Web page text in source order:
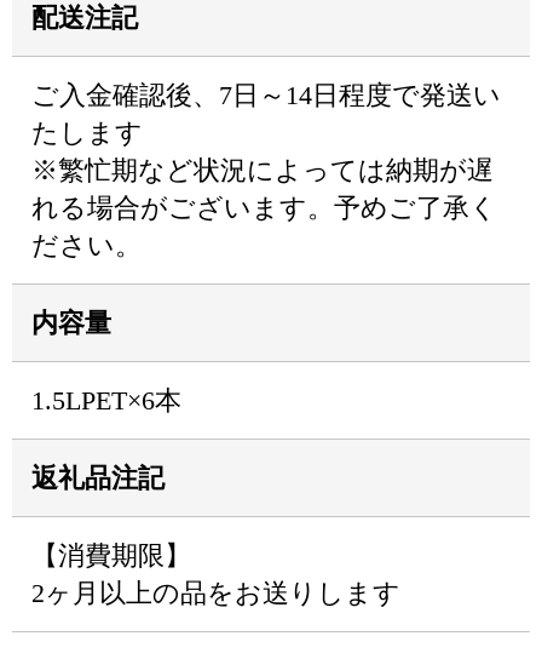
配送注記
ご入金確認後、7日～14日程度で発送い
たします
※繁忙期など状況によっては納期が遅
れる場合がございます。予めご了承く
ださい。
内容量
1.5LPET×6本
返礼品注記
【消費期限】
2ヶ月以上の品をお送りします